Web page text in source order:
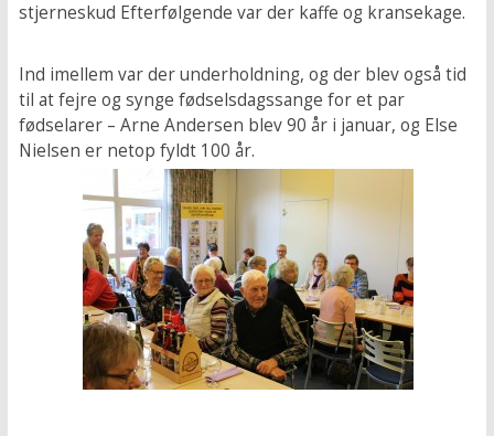
stjerneskud Efterfølgende var der kaffe og kransekage.
Ind imellem var der underholdning, og der blev også tid
til at fejre og synge fødselsdagssange for et par
fødselarer – Arne Andersen blev 90 år i januar, og Else
Nielsen er netop fyldt 100 år.